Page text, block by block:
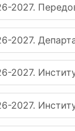
2027.
2027.
2027.
2027.